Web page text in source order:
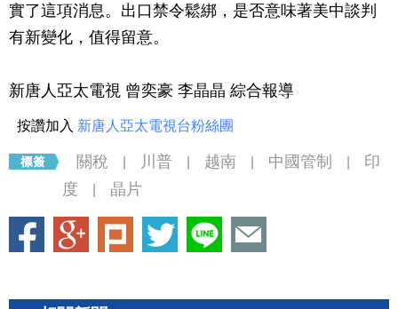
實了這項消息。出口禁令鬆綁，是否意味著美中談判
有新變化，值得留意。
新唐人亞太電視 曾奕豪 李晶晶 綜合報導
按讚加入 新唐人亞太電視台粉絲團
關稅 川普 越南 中國管制
印
度
晶片